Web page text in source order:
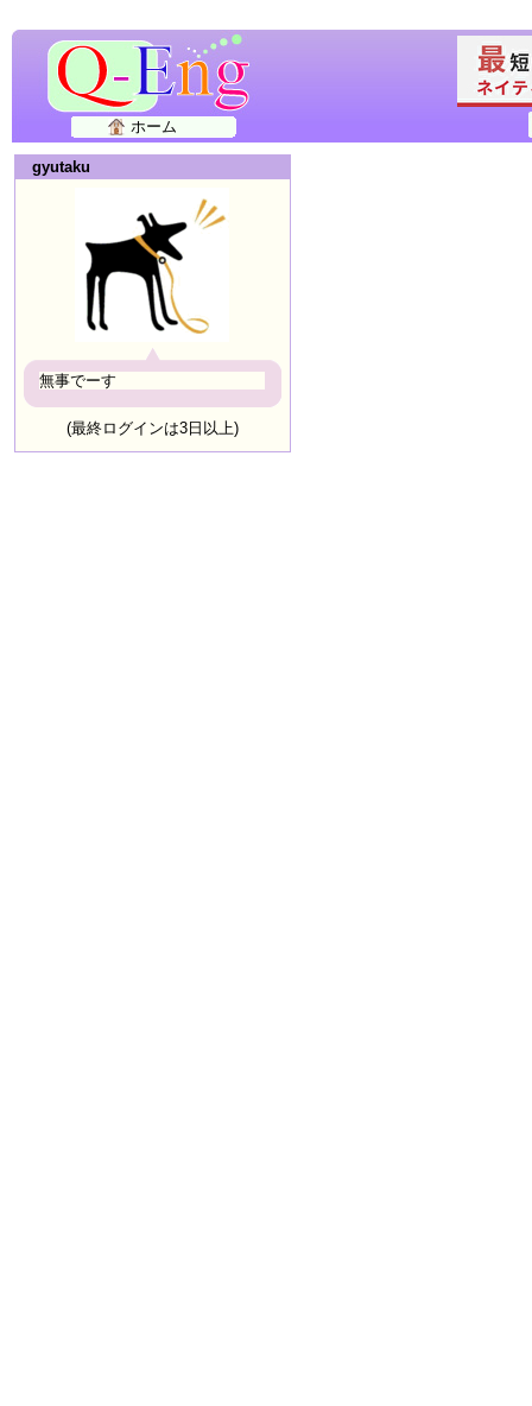
ホーム
gyutaku
無事でーす
(最終ログインは3日以上)